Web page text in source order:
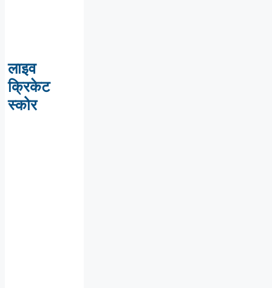
लाइव
क्रिकेट
स्कोर